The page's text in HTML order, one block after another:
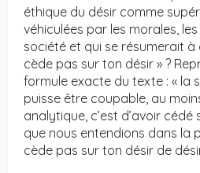
éthique du désir comme
véhiculées par les morales,
société et qui se résumerait à
cède pas sur ton désir » ?
formule exacte du texte : « la
puisse être coupable, au
analytique, c’est d’avoir cédé
que nous entendions dans la
cède pas sur ton désir de